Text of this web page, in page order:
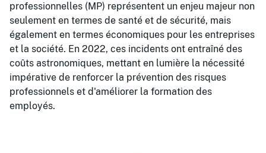
professionnelles (MP) représentent un enjeu majeur non
seulement en termes de santé et de sécurité, mais
également en termes économiques pour les entreprises
et la société. En 2022, ces incidents ont entraîné des
coûts astronomiques, mettant en lumière la nécessité
impérative de renforcer la prévention des risques
professionnels et d'améliorer la formation des
employés.